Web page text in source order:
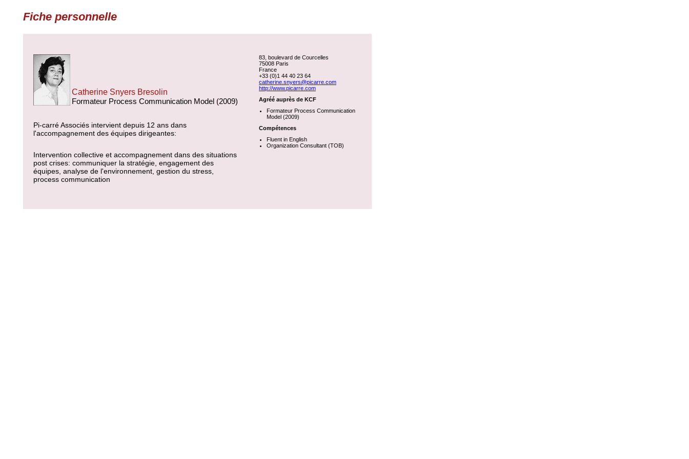
Fiche personnelle
Catherine Snyers Bresolin
Formateur Process Communication Model (2009)
Pi-carré Associés intervient depuis 12 ans dans
l'accompagnement des équipes dirigeantes:
Intervention collective et accompagnement dans des situations
post crises: communiquer la stratégie, engagement des
équipes, analyse de l'environnement, gestion du stress,
process communication
83, boulevard de Courcelles
75008 Paris
France
+33 (0)1 44 40 23 64
catherine.snyers@picarre.com
http://www.picarre.com
Agréé auprès de KCF
Formateur Process Communication
Model (2009)
Compétences
Fluent in English
Organization Consultant (TOB)